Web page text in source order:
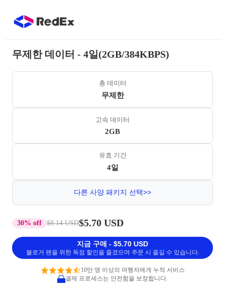
무제한 데이터 - 4일(2GB/384KBPS)
총 데이터
무제한
고속 데이터
2GB
유효 기간
4일
다른 사양 패키지 선택>>
30% off $8.14 USD$5.70 USD
지금 구매 - $5.70 USD
블로거 팬을 위한 독점 할인을 즐겼으며 주문 시 즐길 수 있습니다.
10만 명 이상의 여행자에게 누적 서비스
결제 프로세스는 안전함을 보장합니다.